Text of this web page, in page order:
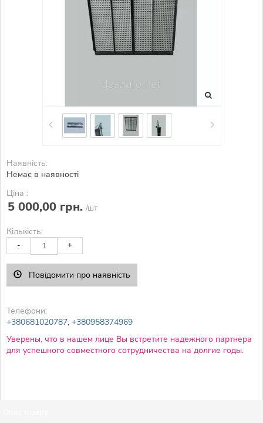
Наявність:
Немає в наявності
Ціна :
5 000,00 грн. /шт
Кількість:
- +
Повідомити про наявність
Телефони:
+380681020787, +380958374969
Уверены, что в нашем лице Вы встретите надежного партнера
для успешного совместного сотрудничества на долгие годы.